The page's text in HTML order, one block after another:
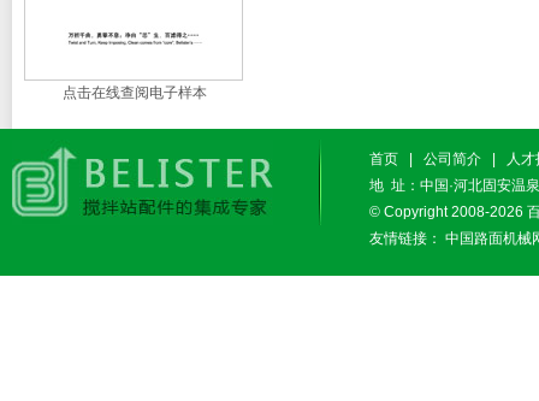
点击在线查阅电子样本
首页 公司简介
人
地 址：中国·河北固安温
© Copyright 2008-2026
友情链接： 中国路面机械